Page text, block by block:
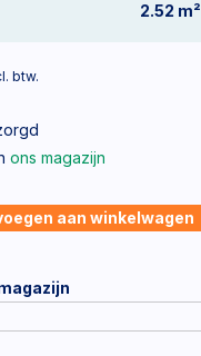
2.52 m²
btw.
ons magazijn
aan winkelwagen